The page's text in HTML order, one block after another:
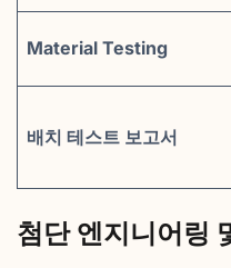
Material Testing
배치 테스트 보고서
첨단 엔지니어링